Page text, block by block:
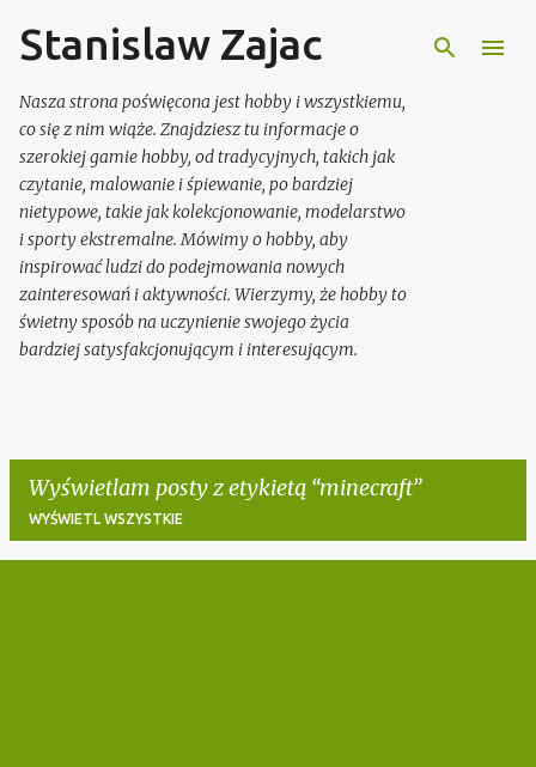
Przejdź do głównej zawartości
Stanislaw Zajac
Nasza strona poświęcona jest hobby i wszystkiemu,
co się z nim wiąże. Znajdziesz tu informacje o
szerokiej gamie hobby, od tradycyjnych, takich jak
czytanie, malowanie i śpiewanie, po bardziej
nietypowe, takie jak kolekcjonowanie, modelarstwo
i sporty ekstremalne. Mówimy o hobby, aby
inspirować ludzi do podejmowania nowych
zainteresowań i aktywności. Wierzymy, że hobby to
świetny sposób na uczynienie swojego życia
bardziej satysfakcjonującym i interesującym.
Wyświetlam posty z etykietą minecraft
WYŚWIETL WSZYSTKIE